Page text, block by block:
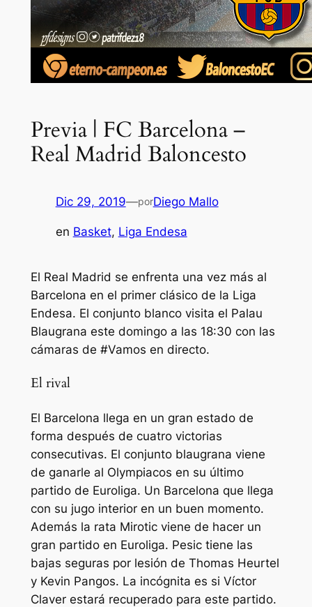
Previa | FC Barcelona –
Real Madrid Baloncesto
Dic 29, 2019—porDiego Mallo
en Basket, Liga Endesa
El Real Madrid se enfrenta una vez más al
Barcelona en el primer clásico de la Liga
Endesa. El conjunto blanco visita el Palau
Blaugrana este domingo a las 18:30 con las
cámaras de #Vamos en directo.
El rival
El Barcelona llega en un gran estado de
forma después de cuatro victorias
consecutivas. El conjunto blaugrana viene
de ganarle al Olympiacos en su último
partido de Euroliga. Un Barcelona que llega
con su jugo interior en un buen momento.
Además la rata Mirotic viene de hacer un
gran partido en Euroliga. Pesic tiene las
bajas seguras por lesión de Thomas Heurtel
y Kevin Pangos. La incógnita es si Víctor
Claver estará recuperado para este partido.